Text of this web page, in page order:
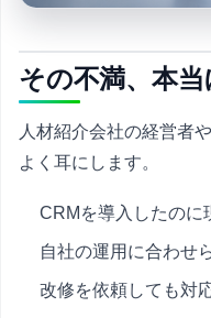
その不満、本
人材紹介会社の経営者
よく耳にします。
CRMを導入したのに
自社の運用に合わせ
改修を依頼しても対